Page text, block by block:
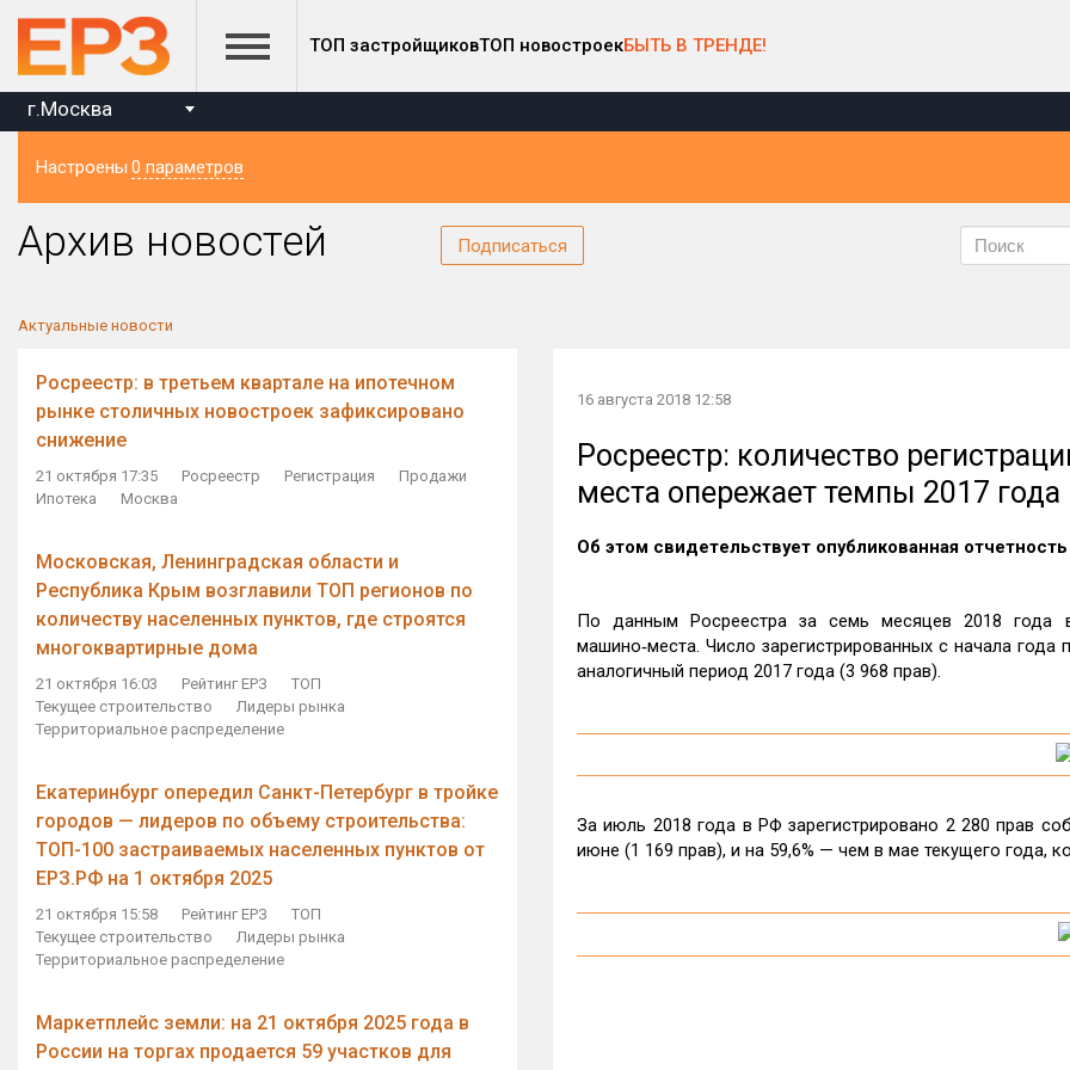
ТОП застройщиковТОП новостроекБЫТЬ В ТРЕНДЕ!
г.Москва
Настроены 0 параметров
Архив новостей Подписаться
Актуальные новости
Росреестр: в третьем квартале на ипотечном
рынке столичных новостроек зафиксировано
снижение
21 октября 17:35 Росреестр Регистрация
Продажи
Ипотека
Москва
Московская, Ленинградская области и
Республика Крым возглавили ТОП регионов по
количеству населенных пунктов, где строятся
многоквартирные дома
21 октября 16:03 Рейтинг ЕРЗ
ТОП
Текущее строительство
Лидеры рынка
Территориальное распределение
Екатеринбург опередил Санкт-Петербург в тройке
городов — лидеров по объему строительства:
ТОП-100 застраиваемых населенных пунктов от
ЕРЗ.РФ на 1 октября 2025
21 октября 15:58 Рейтинг ЕРЗ
ТОП
Текущее строительство
Лидеры рынка
Территориальное распределение
Маркетплейс земли: на 21 октября 2025 года в
России на торгах продается 59 участков для
16 августа 2018 12:58
Росреестр: количество
места опережает темпы 2017
Об этом свидетельствует опубликованная
По данным Росреестра за семь месяцев 2018 года
машино‑места. Число зарегистрированных с начала
аналогичный период 2017 года (3 968 прав).
За июль 2018 года в РФ зарегистрировано 2 280 прав
июне (1 169 прав), и на 59,6% — чем в мае текущего года,